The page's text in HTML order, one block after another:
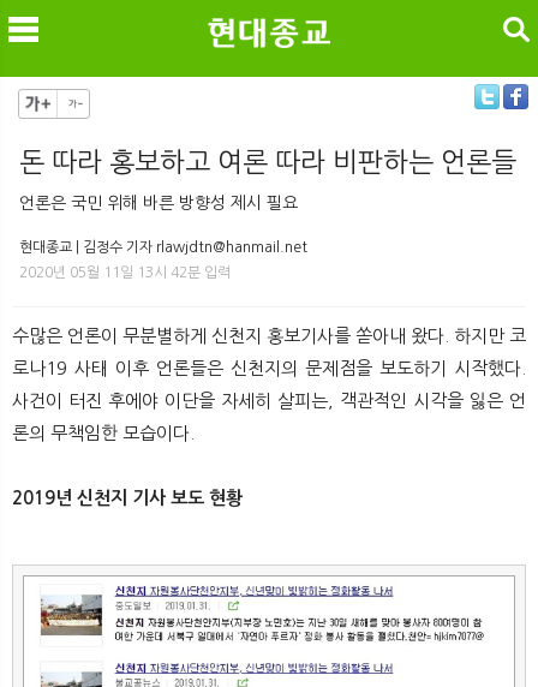
메
검색
돈 따라 홍보하고 여론 따라 비판하는 언론들
언론은 국민 위해 바른 방향성 제시 필요
현대종교 | 김정수 기자 rlawjdtn@hanmail.net
2020년 05월 11일 13시 42분 입력
수많은 언론이 무분별하게 신천지 홍보기사를 쏟아내 왔다. 하지만 코
로나19 사태 이후 언론들은 신천지의 문제점을 보도하기 시작했다.
사건이 터진 후에야 이단을 자세히 살피는, 객관적인 시각을 잃은 언
론의 무책임한 모습이다.
2019년 신천지 기사 보도 현황